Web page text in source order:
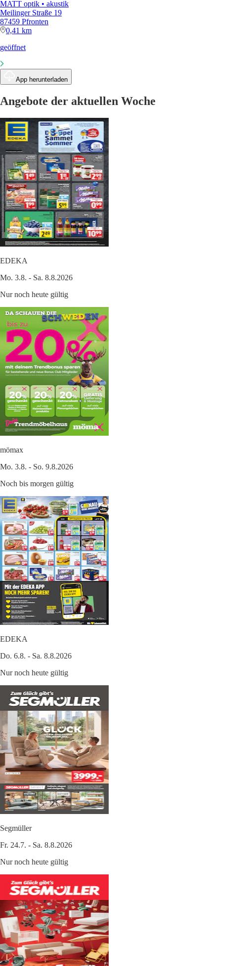
MATT optik • akustik
Meilinger Straße 19
87459 Pfronten
0,41 km
geöffnet
App herunterladen
Angebote der aktuellen Woche
EDEKA
Mo. 3.8. - Sa. 8.8.2026
Nur noch heute gültig
mömax
Mo. 3.8. - So. 9.8.2026
Noch bis morgen gültig
EDEKA
Do. 6.8. - Sa. 8.8.2026
Nur noch heute gültig
Segmüller
Fr. 24.7. - Sa. 8.8.2026
Nur noch heute gültig